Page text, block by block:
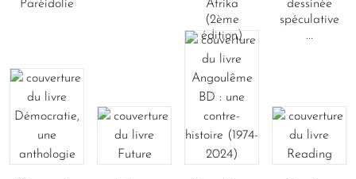
Paréidolie
Afrika
(2ème
édition)
dessinée
spéculative
...